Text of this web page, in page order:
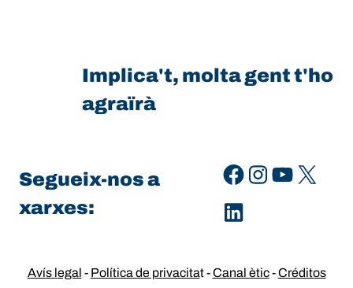
Implica't, molta gent t'ho
agraïrà
Segueix-nos a
xarxes:
Facebook Instagram YouTube
X
LinkedIn
Avís legal - Política de privacitat -Canal ètic-Créditos